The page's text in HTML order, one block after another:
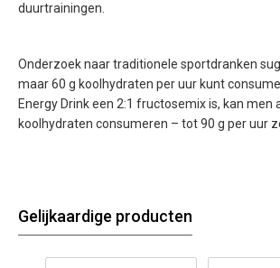
duurtrainingen.
Onderzoek naar traditionele sportdranken
maar 60 g koolhydraten per uur kunt
Energy Drink een 2:1 fructosemix is, kan men
koolhydraten consumeren – tot 90 g per uur
Gelijkaardige producten